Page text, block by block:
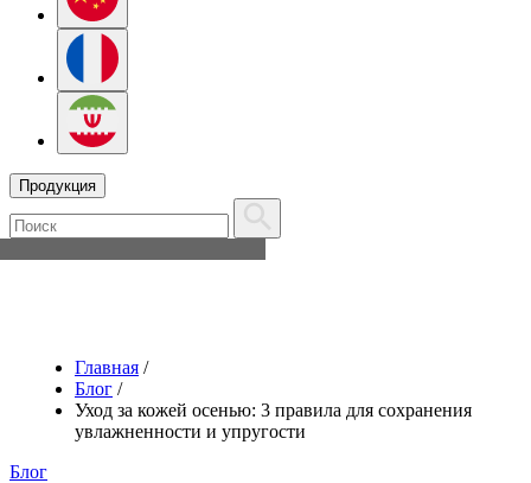
Продукция
Главная /
Блог /
Уход за кожей осенью: 3 правила для сохранения
увлажненности и упругости
Блог